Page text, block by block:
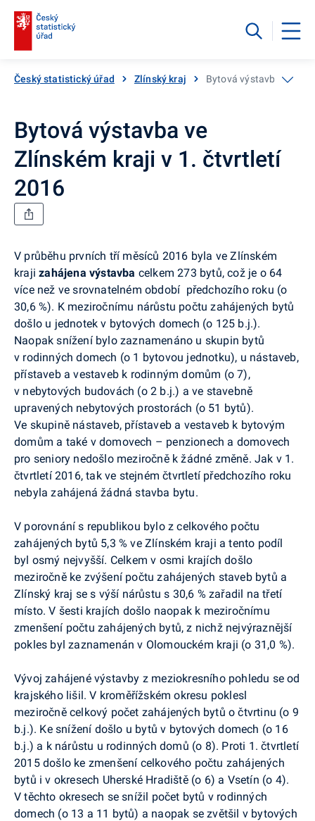
Český statistický úřad Zlínský kraj Bytová výstavba ve
Bytová výstavba ve
Zlínském kraji v 1. čtvrtletí
2016
V průběhu prvních tří měsíců 2016 byla ve Zlínském
krajizahájena výstavba celkem 273 bytů, což je o 64
více než ve srovnatelném období předchozího roku (o
30,6 %). K meziročnímu nárůstu počtu zahájených bytů
došlo u jednotek v bytových domech (o 125 b.j.).
Naopak snížení bylo zaznamenáno u skupin bytů
v rodinných domech (o 1 bytovou jednotku), u nástaveb,
přístaveb a vestaveb k rodinným domům (o 7),
v nebytových budovách (o 2 b.j.) a ve stavebně
upravených nebytových prostorách (o 51 bytů).
Ve skupině nástaveb, přístaveb a vestaveb k bytovým
domům a také v domovech – penzionech a domovech
pro seniory nedošlo meziročně k žádné změně. Jak v 1.
čtvrtletí 2016, tak ve stejném čtvrtletí předchozího roku
nebyla zahájená žádná stavba bytu.
V porovnání s republikou bylo z celkového počtu
zahájených bytů 5,3 % ve Zlínském kraji a tento podíl
byl osmý nejvyšší. Celkem v osmi krajích došlo
meziročně ke zvýšení počtu zahájených staveb bytů a
Zlínský kraj se s výší nárůstu s 30,6 % zařadil na třetí
místo. V šesti krajích došlo naopak k meziročnímu
zmenšení počtu zahájených bytů, z nichž nejvýraznější
pokles byl zaznamenán v Olomouckém kraji (o 31,0 %).
Vývoj zahájené výstavby z meziokresního pohledu se od
krajského lišil. V kroměřížském okresu poklesl
meziročně celkový počet zahájených bytů očtvrtinu (o 9
b.j.). Ke snížení došlo u bytů v bytových domech (o 16
b.j.) a k nárůstu u rodinných domů (o 8). Proti 1. čtvrtletí
2015 došlo ke zmenšení celkového počtu zahájených
bytů i v okresech Uherské Hradiště (o 6) a Vsetín (o 4).
V těchto okresech se snížil počet bytů v rodinných
domech (o 13 a 11 bytů) a naopak se zvětšil v bytových